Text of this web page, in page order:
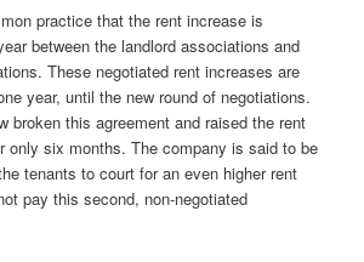
practice that the rent increase is
between the landlord associations and
These negotiated rent increases are
year, until the new round of negotiations.
broken this agreement and raised the rent
only six months. The company is said to be
tenants to court for an even higher rent
pay this second, non-negotiated